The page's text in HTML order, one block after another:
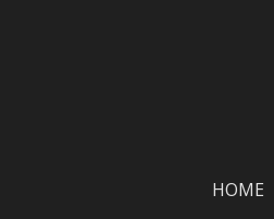
HOME